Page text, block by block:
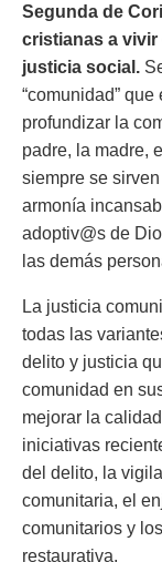
Segunda de
cristianas a
justicia social.
“comunidad”
profundizar la
padre, la madre,
siempre se
armonía
adoptiv@s de
las demás
La justicia
todas las
delito y justicia
comunidad en
mejorar la
iniciativas
del delito, la
comunitaria, el
comunitarios y
restaurativa.